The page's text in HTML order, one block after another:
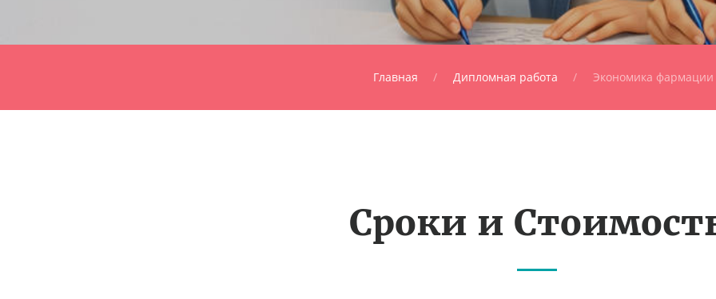
Главная Дипломная работа Экономика фармации
Сроки и